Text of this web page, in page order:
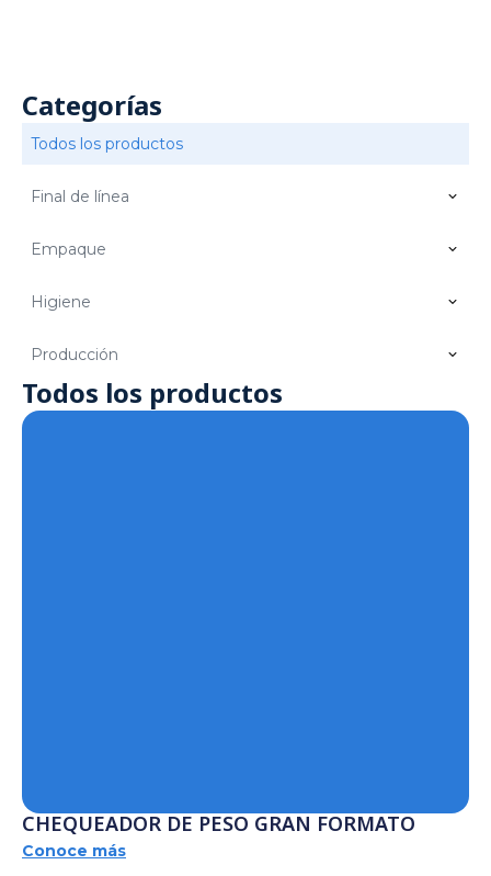
Categorías
Final de línea
Empaque
Higiene
Producción
Todos los productos
Todos los productos
CHEQUEADOR DE PESO GRAN FORMATO
Conoce más